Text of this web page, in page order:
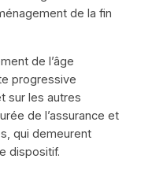
de la fin
de l’âge
progressive
sur les autres
de l’assurance et
qui demeurent
dispositif.